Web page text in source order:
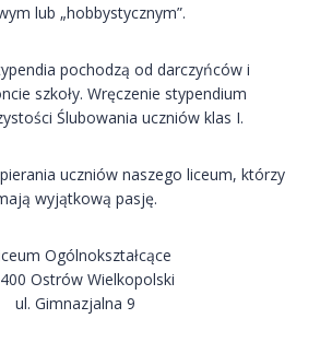
lub „hobbystycznym”.
pochodzą od darczyńców i
szkoły. Wręczenie stypendium
Ślubowania uczniów klas I.
uczniów naszego liceum, którzy
wyjątkową pasję.
Ogólnokształcące
Ostrów Wielkopolski
ul. Gimnazjalna 9